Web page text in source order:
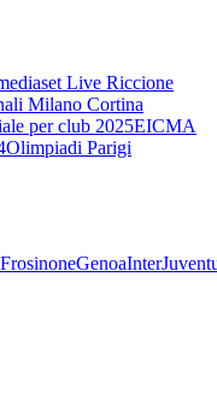
Live Riccione
Milano Cortina
per club 2025EICMA
Olimpiadi Parigi
FrosinoneGenoaInter